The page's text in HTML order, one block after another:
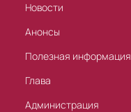
Новости
Анонсы
Полезная информация
Глава
Администрация